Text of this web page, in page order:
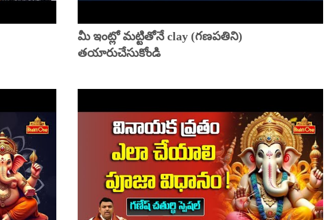
మీ ఇంట్లో మట్టితోనే clay (గణపతిని)
తయారుచేసుకోండి